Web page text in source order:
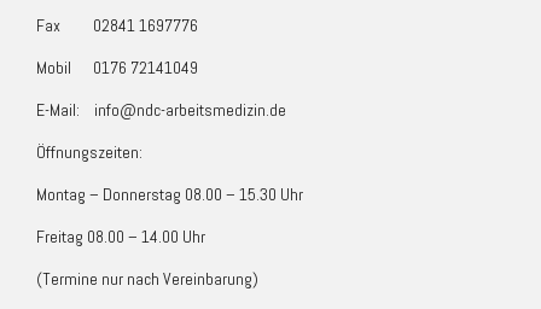
Fax 02841 1697776
Mobil 0176 72141049
E-Mail: info@ndc-arbeitsmedizin.de
Öffnungszeiten:
Montag – Donnerstag 08.00 – 15.30 Uhr
Freitag 08.00 – 14.00 Uhr
(Termine nur nach Vereinbarung)